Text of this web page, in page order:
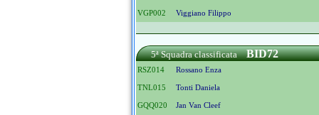
VGP002 Viggiano Filippo
5ª Squadra classificata BID72
RSZ014 Rossano Enza
TNL015 Tonti Daniela
GQQ020 Jan Van Cleef